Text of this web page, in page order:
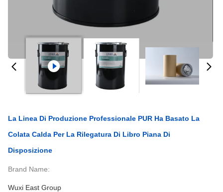
La Linea Di Produzione Professionale PUR Ha Basato La
Colata Calda Per La Rilegatura Di Libro Piana Di
Disposizione
Brand Name:
Wuxi East Group